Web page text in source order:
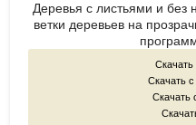
Деревья с листьями и без
ветки деревьев на
Скачать
Скачать
Скачать